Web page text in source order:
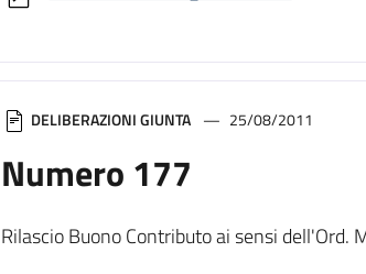
DELIBERAZIONI GIUNTA 25/08/2011
Numero 177
Rilascio Buono Contributo ai sensi